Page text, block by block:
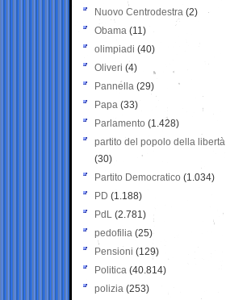
Nuovo Centrodestra (2)
Obama (11)
olimpiadi (40)
Oliveri (4)
Pannella (29)
Papa (33)
Parlamento (1.428)
partito del popolo della libertà
(30)
Partito Democratico (1.034)
PD (1.188)
PdL (2.781)
pedofilia (25)
Pensioni (129)
Politica (40.814)
polizia (253)